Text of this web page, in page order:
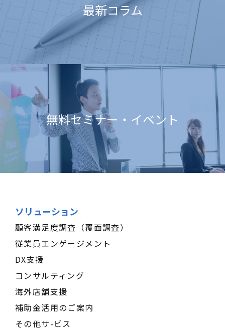
最新コラム
無料セミナー・イベント
ソリューション
顧客満足度調査（覆面調査）
従業員エンゲージメント
DX支援
コンサルティング
海外店舗支援
補助金活用のご案内
その他サ-ビス